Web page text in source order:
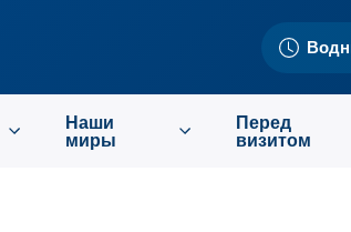
Наши
миры
Перед
визитом